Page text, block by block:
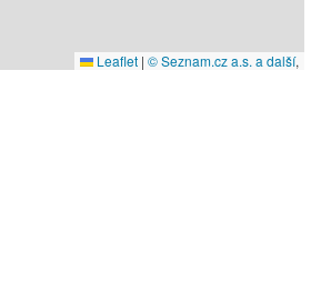
Leaflet | © Seznam.cz a.s. a další,